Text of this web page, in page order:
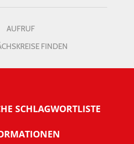
AUFRUF
FINDEN
SCHLAGWORTLISTE